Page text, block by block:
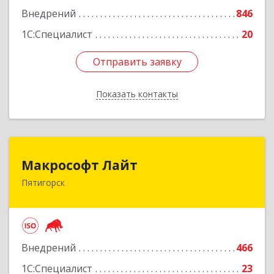
Внедрений
846
1С:Специалист
20
Отправить заявку
Показать контакты
Отправить заявку
Назад
Макрософт Лайт
Пятигорск
Внедрений
466
1С:Специалист
23
357501, Ставропольский край, Пятигорск г,